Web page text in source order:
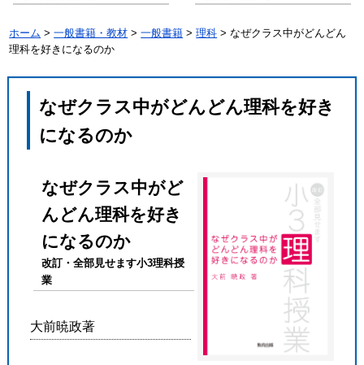
ホーム >一般書籍・教材 >一般書籍 >理科 > なぜクラス中がどんどん
理科を好きになるのか
なぜクラス中がどんどん理科を好き
になるのか
なぜクラス中がど
んどん理科を好き
になるのか
改訂・全部見せます小3理科授
業
大前暁政著